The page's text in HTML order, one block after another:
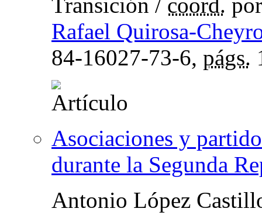
Transición / coord.
Rafael Quirosa-
84-16027-73-6, págs.
Asociaciones y
durante la Segunda
Antonio López